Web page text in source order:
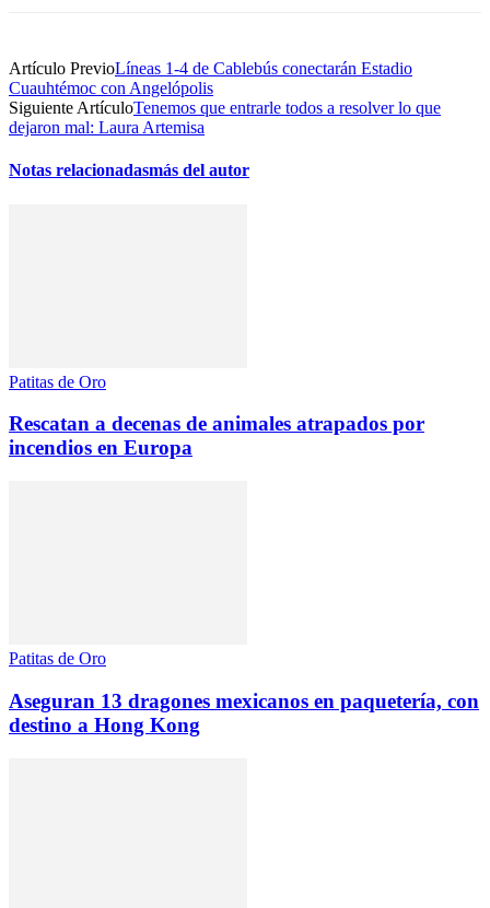
Artículo PrevioLíneas 1-4 de Cablebús conectarán Estadio
Cuauhtémoc con Angelópolis
Siguiente ArtículoTenemos que entrarle todos a resolver lo que
dejaron mal: Laura Artemisa
Notas relacionadasmás del autor
Patitas de Oro
Rescatan a decenas de animales atrapados por
incendios en Europa
Patitas de Oro
Aseguran 13 dragones mexicanos en paquetería, con
destino a Hong Kong